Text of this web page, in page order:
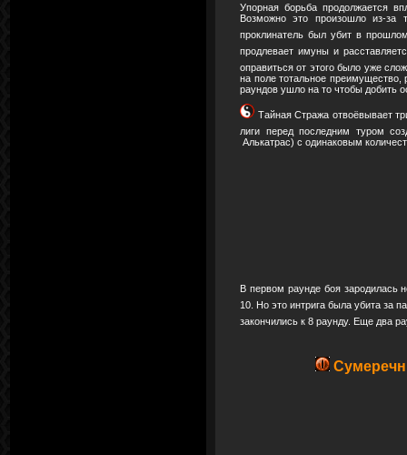
Упорная борьба продолжается
Возможно это произошло из-за
проклинатель был убит в
продлевает имуны и
оправиться от этого было уже
на поле тотальное преимущество,
раундов ушло на то чтобы добить
Тайная Стража отвоёвывает
лиги перед последним туром
Алькатрас) с одинаковым
В первом раунде боя зародилась
10. Но это интрига была убита за
закончились к 8 раунду. Еще два